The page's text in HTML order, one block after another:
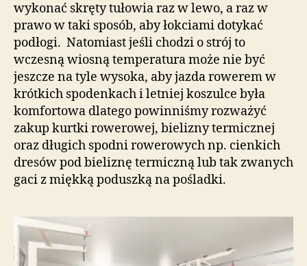
wykonać skręty tułowia raz w lewo, a raz w
prawo w taki sposób, aby łokciami dotykać
podłogi. Natomiast jeśli chodzi o strój to
wczesną wiosną temperatura może nie być
jeszcze na tyle wysoka, aby jazda rowerem w
krótkich spodenkach i letniej koszulce była
komfortowa dlatego powinniśmy rozważyć
zakup kurtki rowerowej, bielizny termicznej
oraz długich spodni rowerowych np. cienkich
dresów pod bieliznę termiczną lub tak zwanych
gaci z miękką poduszką na pośladki.